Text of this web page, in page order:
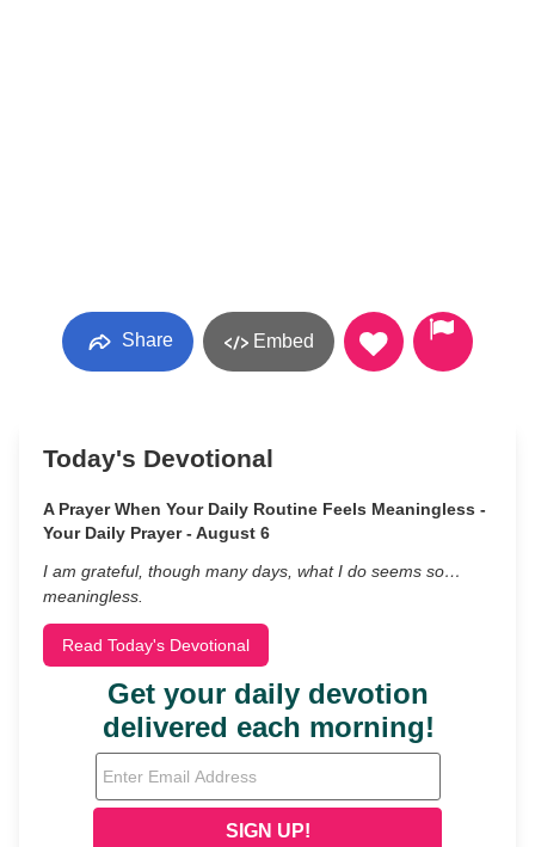
Share Embed
Today's Devotional
A Prayer When Your Daily Routine Feels Meaningless -
Your Daily Prayer - August 6
I am grateful, though many days, what I do seems so…
meaningless.
Read Today's Devotional